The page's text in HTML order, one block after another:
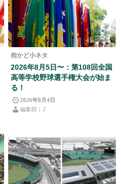
街かど小ネタ
2026年8月5日〜：第108回全国
高等学校野球選手権大会が始ま
る！
2026年8月4日
編集部｜J